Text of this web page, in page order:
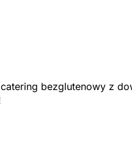
bezglutenowy z